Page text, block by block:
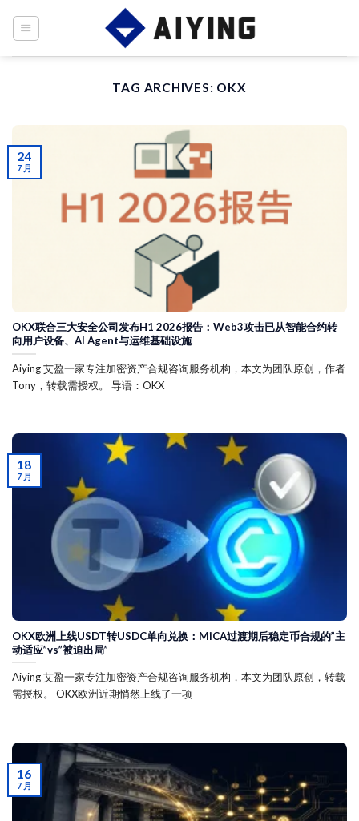
TAG ARCHIVES: OKX
OKX联合三大安全公司发布H1 2026报告：Web3攻击已从智能合约转
向用户设备、AI Agent与运维基础设施
Aiying 艾盈一家专注加密资产合规咨询服务机构，本文为团队原创，作者
Tony，转载需授权。 导语：OKX
24
7 月
OKX欧洲上线USDT转USDC单向兑换：MiCA过渡期后稳定币合规的”主
动适应”vs”被迫出局”
Aiying 艾盈一家专注加密资产合规咨询服务机构，本文为团队原创，转载
需授权。 OKX欧洲近期悄然上线了一项
18
7 月
16
7 月